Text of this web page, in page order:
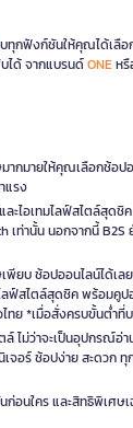
ทุกฟังก์ชันให้คุณได้เลื
บได้ จากแบรนด์ONEหรื
ากมายให้คุณเลือกช้อป
แรง
ะไอเทมไลฟ์สไตล์สุด
เท่านั้น นอกจากนี้ B2S
พียบ ช้อปออนไลน์ได้เ
ลฟ์สไตล์สุดชิค พร้อมคู
ทย *เมื่อสั่งครบขั้นต่ำที่
ไม่ว่าจะเป็นอุปกรณ์อ่า
จอร์ ช้อปง่าย สะดวก ทุ
ก่อนใคร และสิทธิพิเศษ